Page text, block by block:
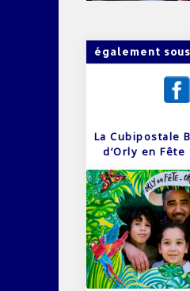
également
La Cubipostale
d’Orly en